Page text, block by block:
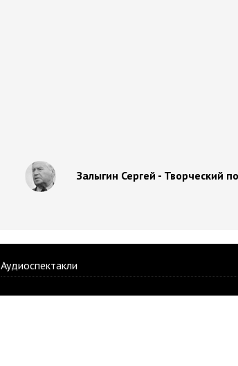
Залыгин Сергей - Творческий
Аудиоспектакли